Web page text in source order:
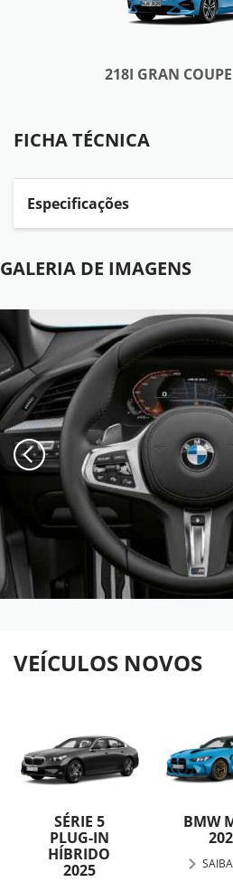
218I GRAN
FICHA TÉCNICA
Especificações
GALERIA DE IMAGENS
VEÍCULOS NOVOS
SÉRIE 5
PLUG-IN
HÍBRIDO
2025
BMW